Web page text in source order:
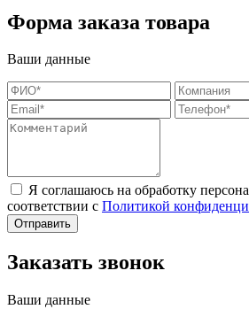
Форма заказа товара
Ваши данные
Я соглашаюсь на обработку
соответствии с Политикой
Заказать звонок
Ваши данные